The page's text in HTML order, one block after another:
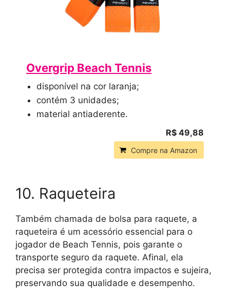
Overgrip Beach Tennis
disponível na cor laranja;
contém 3 unidades;
material antiaderente.
R$ 49,88
Compre na Amazon
10. Raqueteira
Também chamada de bolsa para raquete, a
raqueteira é um acessório essencial para o
jogador de Beach Tennis, pois garante o
transporte seguro da raquete. Afinal, ela
precisa ser protegida contra impactos e sujeira,
preservando sua qualidade e desempenho.